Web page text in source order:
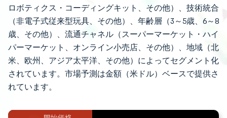
ロボティクス・コーディングキット、その他）、技術統合
（非電子式従来型玩具、その他）、年齢層（3～5歳、6～8
歳、その他）、流通チャネル（スーパーマーケット・ハイ
パーマーケット、オンライン小売店、その他）、地域（北
米、欧州、アジア太平洋、その他）によってセグメント化
されています。市場予測は金額（米ドル）ベースで提供さ
れています。